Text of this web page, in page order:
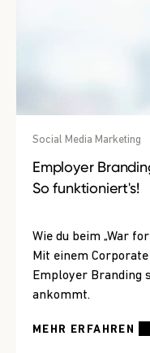
Social Media Marketing
Employer
So funktioniert's!
Wie du beim „War
Mit einem
Employer Branding
ankommt.
MEHR ERFAHREN